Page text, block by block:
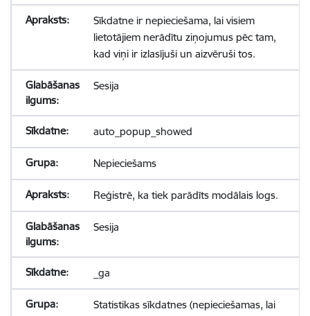
Sīkdatne ir nepieciešama, lai visiem
lietotājiem nerādītu ziņojumus pēc tam,
kad viņi ir izlasījuši un aizvēruši tos.
Sesija
auto_popup_showed
Nepieciešams
Reģistrē, ka tiek parādīts modālais logs.
Sesija
_ga
Statistikas sīkdatnes (nepieciešamas, lai